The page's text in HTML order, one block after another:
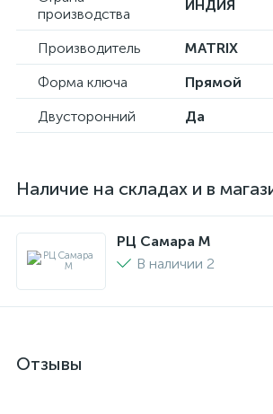
производства
ИНДИЯ
Производитель
MATRIX
Форма ключа
Прямой
Двусторонний
Да
Наличие на складах и в
РЦ Самара M
В наличии 2
Отзывы